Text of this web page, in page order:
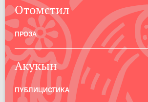
Отомстил
ПРОЗА
Акукын
ПУБЛИЦИСТИКА